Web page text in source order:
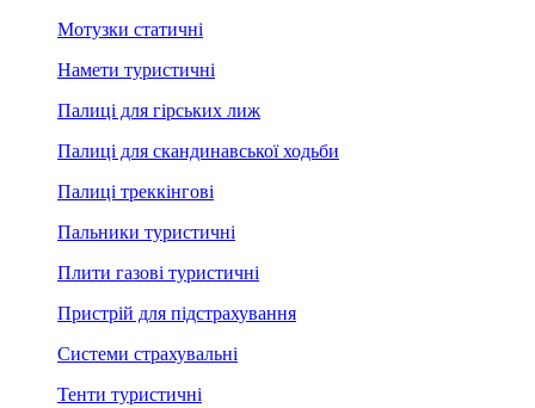
Мотузки статичні
Намети туристичні
Палиці для гірських лиж
Палиці для скандинавської ходьби
Палиці треккінгові
Пальники туристичні
Плити газові туристичні
Пристрій для підстрахування
Системи страхувальні
Тенти туристичні